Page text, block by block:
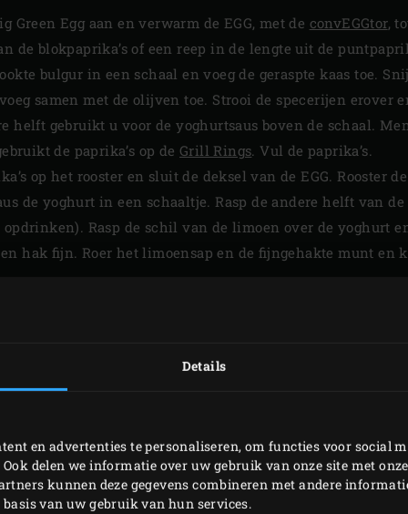
Details
en advertenties te personaliseren, om functies voor social
delen we informatie over uw gebruik van onze site met
kunnen deze gegevens combineren met andere
basis van uw gebruik van hun services.
Green Egg aan en verwarm de EGG, met de convEGGtor,
de blokpaprika’s of een reep in de lengte uit de
bulgur in een schaal en voeg de geraspte kaas toe.
samen met de olijven toe. Strooi de specerijen erover
helft gebruikt u voor de yoghurtsaus boven de schaal.
de paprika’s op de Grill Rings. Vul de paprika’s.
op het rooster en sluit de deksel van de EGG. Rooster
de yoghurt in een schaaltje. Rasp de andere helft van
Rasp de schil van de limoen over de yoghurt
hak fijn. Roer het limoensap en de fijngehakte munt en
GERELATEERDE